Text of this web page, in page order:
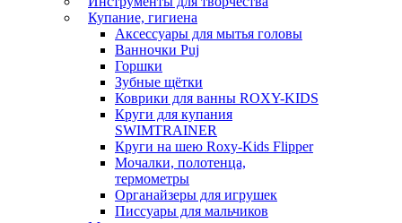
Купание, гигиена
Аксессуары для мытья головы
Ванночки Puj
Горшки
Зубные щётки
Коврики для ванны ROXY-KIDS
Круги для купания
SWIMTRAINER
Круги на шею Roxy-Kids Flipper
Мочалки, полотенца,
термометры
Органайзеры для игрушек
Писсуары для мальчиков